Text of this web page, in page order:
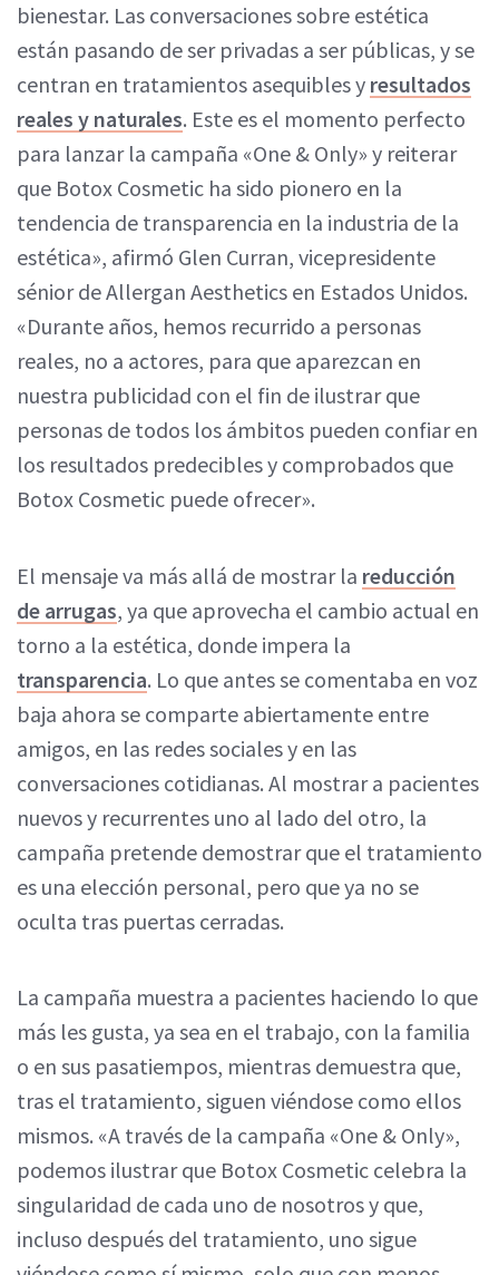
bienestar. Las conversaciones sobre estética
están pasando de ser privadas a ser públicas, y se
centran en tratamientos asequibles y resultados
reales y naturales. Este es el momento perfecto
para lanzar la campaña «One & Only» y reiterar
que Botox Cosmetic ha sido pionero en la
tendencia de transparencia en la industria de la
estética», afirmó Glen Curran, vicepresidente
sénior de Allergan Aesthetics en Estados Unidos.
«Durante años, hemos recurrido a personas
reales, no a actores, para que aparezcan en
nuestra publicidad con el fin de ilustrar que
personas de todos los ámbitos pueden confiar en
los resultados predecibles y comprobados que
Botox Cosmetic puede ofrecer».
El mensaje va más allá de mostrar la reducción
de arrugas, ya que aprovecha el cambio actual en
torno a la estética, donde impera la
transparencia. Lo que antes se comentaba en voz
baja ahora se comparte abiertamente entre
amigos, en las redes sociales y en las
conversaciones cotidianas. Al mostrar a pacientes
nuevos y recurrentes uno al lado del otro, la
campaña pretende demostrar que el tratamiento
es una elección personal, pero que ya no se
oculta tras puertas cerradas.
La campaña muestra a pacientes haciendo lo que
más les gusta, ya sea en el trabajo, con la familia
o en sus pasatiempos, mientras demuestra que,
tras el tratamiento, siguen viéndose como ellos
mismos. «A través de la campaña «One & Only»,
podemos ilustrar que Botox Cosmetic celebra la
singularidad de cada uno de nosotros y que,
incluso después del tratamiento, uno sigue